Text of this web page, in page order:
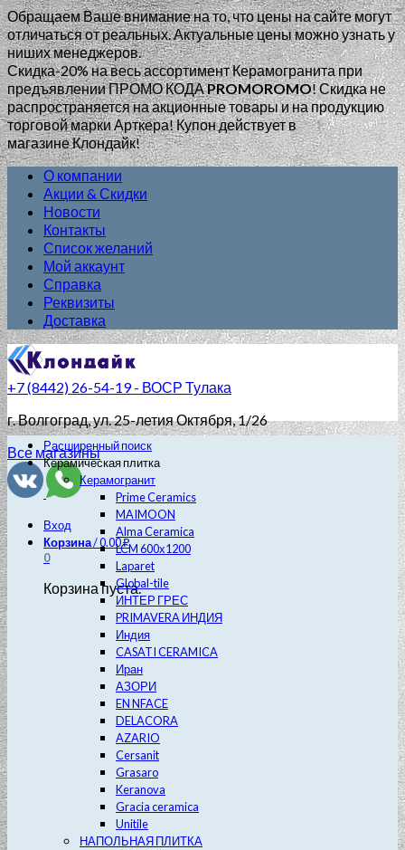
Обращаем Ваше внимание на то, что цены на сайте могут
отличаться от реальных. Актуальные цены можно узнать у
ниших менеджеров.
Скидка-20% на весь ассортимент Керамогранита при
предъявлении ПРОМО КОДАPROMOROMO!Скидка не
распространяется на акционные товары и на продукцию
торговой марки Арткера! Купон действует в
магазине Клондайк!
О компании
Акции & Скидки
Новости
Контакты
Список желаний
Мой аккаунт
Справка
Реквизиты
Доставка
+7 (8442) 26-54-19 - ВОСР Тулака
г. Волгоград, ул. 25-летия Октября, 1/26
Все магазины
Вход
Корзина/0.00₽
0
Корзина пуста.
Расширенный поиск
Керамическая плитка
Керамогранит
Prime Ceramics
MAIMOON
Alma Ceramica
LCM 600х1200
Laparet
Global-tile
ИНТЕР ГРЕС
PRIMAVERA ИНДИЯ
Индия
CASATI CERAMICA
Иран
АЗОРИ
EN NFACE
DELACORA
AZARIO
Cersanit
Grasaro
Keranova
Gracia ceramica
Unitile
НАПОЛЬНАЯ ПЛИТКА